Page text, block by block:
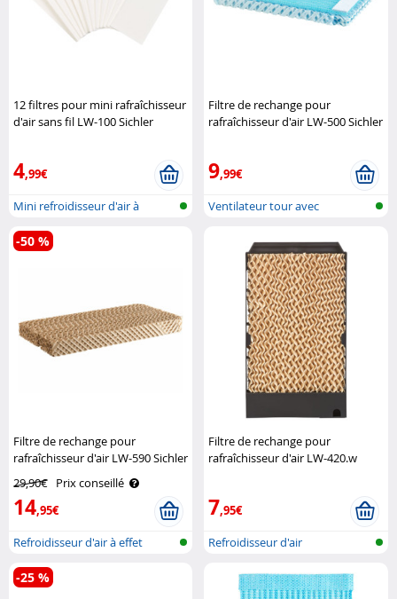
12 filtres pour mini rafraîchisseur
d'air sans fil LW-100 Sichler
4,99€
Mini refroidisseur d'air à
batterie..
Filtre de rechange pour
rafraîchisseur d'air LW-500 Sichler
9,99€
Ventilateur tour avec
Filtre de rechange pour
rafraîchisseur d'air LW-590 Sichler
29,90€ Prix conseillé
14,95€
-50 %
Refroidisseur d'air à effet
Peltier..
Filtre de rechange pour
rafraîchisseur d'air LW-420.w
7,95€
Refroidisseur d'air
-25 %